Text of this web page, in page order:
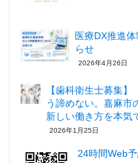
医療DX推進
らせ
2026年4月26日
【歯科衛生士募集
う諦めない。嘉麻市
新しい働き方を本気
2026年1月25日
24時間Web予